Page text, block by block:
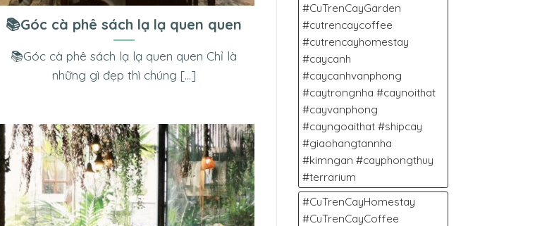
📚Góc cà phê sách lạ lạ quen quen
📚Góc cà phê sách lạ lạ quen quen Chỉ là
những gì đẹp thì chúng [...]
#CuTrenCayGarden
#cutrencaycoffee
#cutrencayhomestay
#caycanh
#caycanhvanphong
#caytrongnha #caynoithat
#cayvanphong
#cayngoaithat #shipcay
#giaohangtannha
#kimngan #cayphongthuy
#terrarium
#CuTrenCayHomestay
#CuTrenCayCoffee